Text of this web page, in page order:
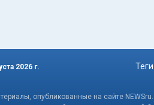
2026 г. Теги
опубликованные на сайте